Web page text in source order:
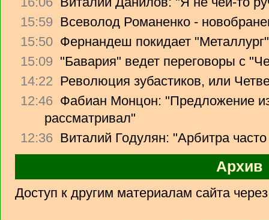
15:59 Всеволод Романенко -
15:50 Фернандеш покидает "Металлург"
15:09 "Бавария" ведет переговоры с
14:22 Революция зубастиков, или
12:46 Фабиан Монцон: "Предложение
рассматривал"
12:36 Виталий Годулян: "Арбитра
Архив
Доступ к другим материалам сайта